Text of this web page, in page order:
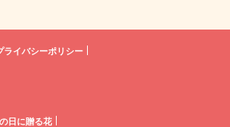
ライバシーポリシー
日に贈る花